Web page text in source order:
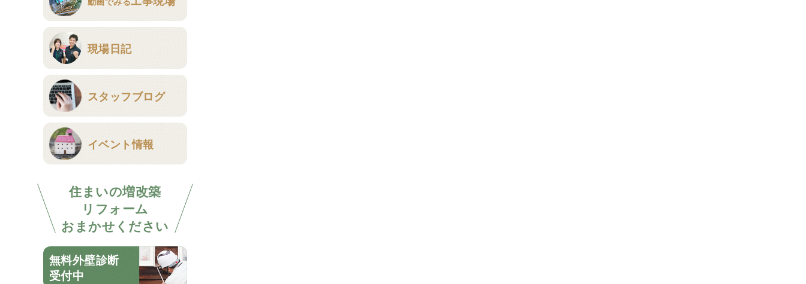
現場日記
スタッフブログ
イベント情報
住まいの増改築
リフォーム
おまかせください
無料外壁診断
受付中